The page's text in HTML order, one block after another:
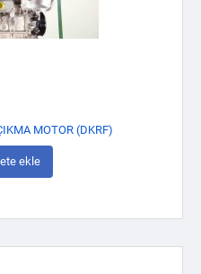
MOTOR (DKRF)
ekle